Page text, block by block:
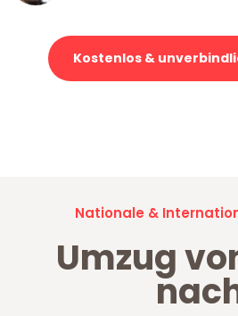
Kostenlos &
Nationale &
Umzug